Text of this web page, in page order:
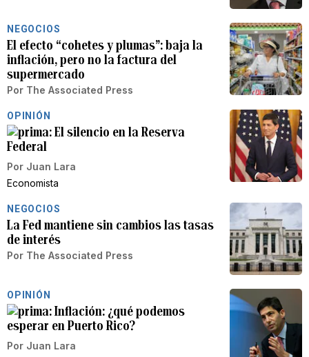
NEGOCIOS
El efecto “cohetes y plumas”: baja la
inflación, pero no la factura del
supermercado
Por The Associated Press
OPINIÓN
El silencio en la Reserva
Federal
Por Juan Lara
Economista
NEGOCIOS
La Fed mantiene sin cambios las tasas
de interés
Por The Associated Press
OPINIÓN
Inflación: ¿qué podemos
esperar en Puerto Rico?
Por Juan Lara